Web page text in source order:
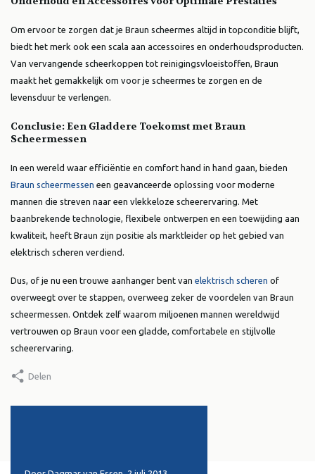
Om ervoor te zorgen dat je Braun scheermes altijd in topconditie blijft,
biedt het merk ook een scala aan accessoires en onderhoudsproducten.
Van vervangende scheerkoppen tot reinigingsvloeistoffen, Braun
maakt het gemakkelijk om voor je scheermes te zorgen en de
levensduur te verlengen.
Conclusie: Een Gladdere Toekomst met Braun
Scheermessen
In een wereld waar efficiëntie en comfort hand in hand gaan, bieden
Braun scheermessen een geavanceerde oplossing voor moderne
mannen die streven naar een vlekkeloze scheerervaring. Met
baanbrekende technologie, flexibele ontwerpen en een toewijding aan
kwaliteit, heeft Braun zijn positie als marktleider op het gebied van
elektrisch scheren verdiend.
Dus, of je nu een trouwe aanhanger bent van elektrisch scheren of
overweegt over te stappen, overweeg zeker de voordelen van Braun
scheermessen. Ontdek zelf waarom miljoenen mannen wereldwijd
vertrouwen op Braun voor een gladde, comfortabele en stijlvolle
scheerervaring.
Delen